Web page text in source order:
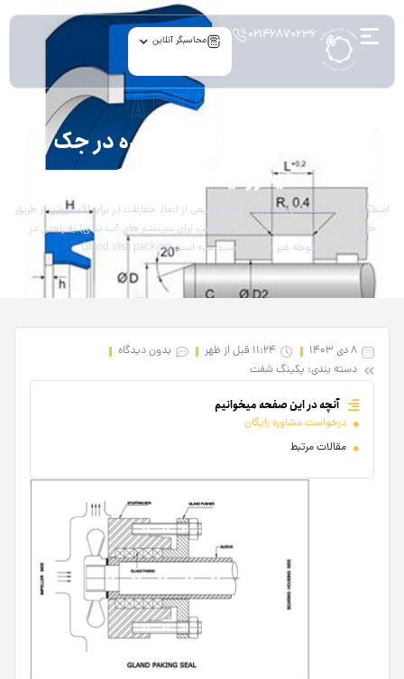
۰۲۱۴۶۸۷۰۶۳۶ محاسبگر آنلاین
article
پکینگ گلویی برای استفاده در جک
هیدرولیک و پنوماتیک
اصطکاک کم به علت تقویت پارچه طیف وسیعی از ابعاد حفاظت در برابر اکستروژن از طریق
حلقه بک آپ مقدار تغییر شکل کم (مناسب برای سیستم های آب بندی) به راحتی در
محوطه غیر محوری نصب شده است Gland seal packing
…
8 دی 1403 11:24 قبل از ظهر
بدون دیدگاه
دسته بندی: پکینگ شفت
آنچه در این صفحه میخوانیم
درخواست مشاوره رایگان
مقالات مرتبط